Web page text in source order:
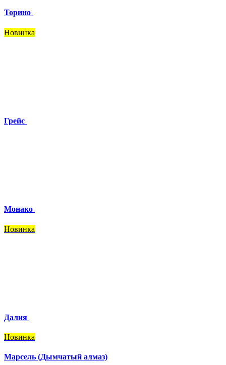
Торино
Новинка
Грейс
Монако
Новинка
Далия
Новинка
Марсель (Дымчатый алмаз)